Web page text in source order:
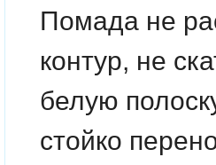
Помада не
контур, не
белую
стойко